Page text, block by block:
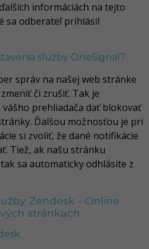
informáciách na tejto
sa odberateľ prihlásil
služby OneSignal?
správ na našej web stránke
či zrušiť. Tak je
prehliadača dať blokovať
Ďalšou možnosťou je pri
si zvoliť, že dané notifikácie
Tiež, ak našu stránku
sa automaticky odhlásite z
Zendesk - Online
stránkach